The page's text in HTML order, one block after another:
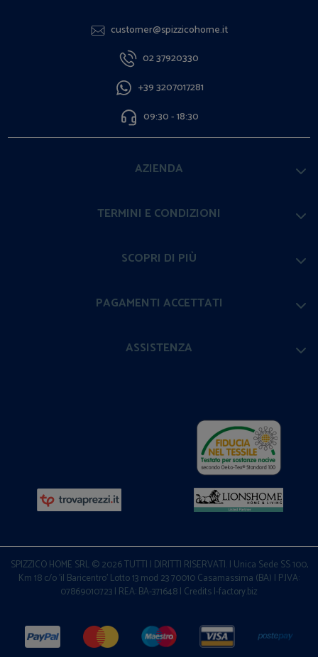
customer@spizzicohome.it
02 37920330
+39 3207017281
09:30 - 18:30
AZIENDA
TERMINI E CONDIZIONI
SCOPRI DI PIÙ
PAGAMENTI ACCETTATI
ASSISTENZA
SPIZZICO HOME SRL © 2026 TUTTI I DIRITTI RISERVATI. | Unica Sede SS 100,
Km 18 c/o 'il Baricentro' Lotto 13 mod 23 70010 Casamassima (BA) | P.IVA:
07869010723 | REA: BA-371648 | Credits I-factory.biz